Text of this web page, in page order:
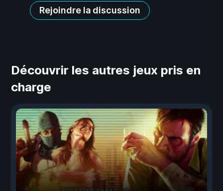
Rejoindre la discussion
Découvrir les autres jeux pris en
charge